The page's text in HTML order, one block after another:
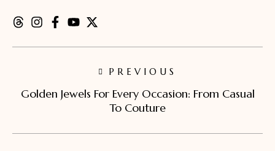
PREVIOUS
Golden Jewels For Every Occasion: From Casual
To Couture